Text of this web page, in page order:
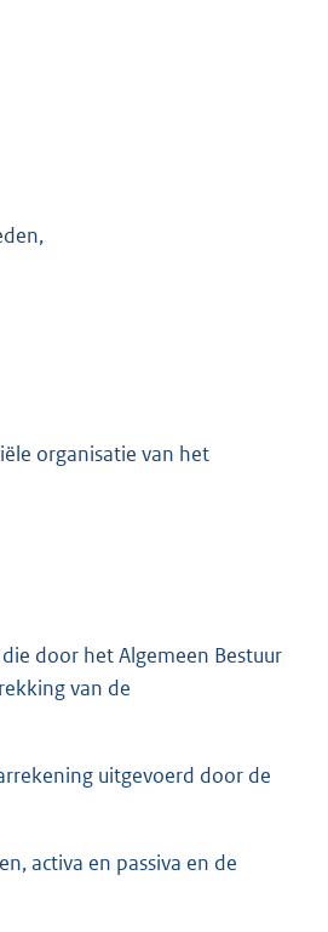
organisatie van het
door het Algemeen Bestuur
van de
uitgevoerd door de
activa en passiva en de